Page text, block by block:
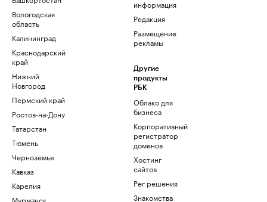
Вологодская
область
Калининград
Краснодарский
край
Нижний
Новгород
Пермский край
Ростов-на-Дону
Татарстан
Тюмень
Черноземье
Кавказ
Карелия
Мурманск
информация
Редакция
Размещение
рекламы
Другие
продукты
РБК
Облако для
бизнеса
Корпоративный
регистратор
доменов
Хостинг
сайтов
Рег.решения
Знакомства